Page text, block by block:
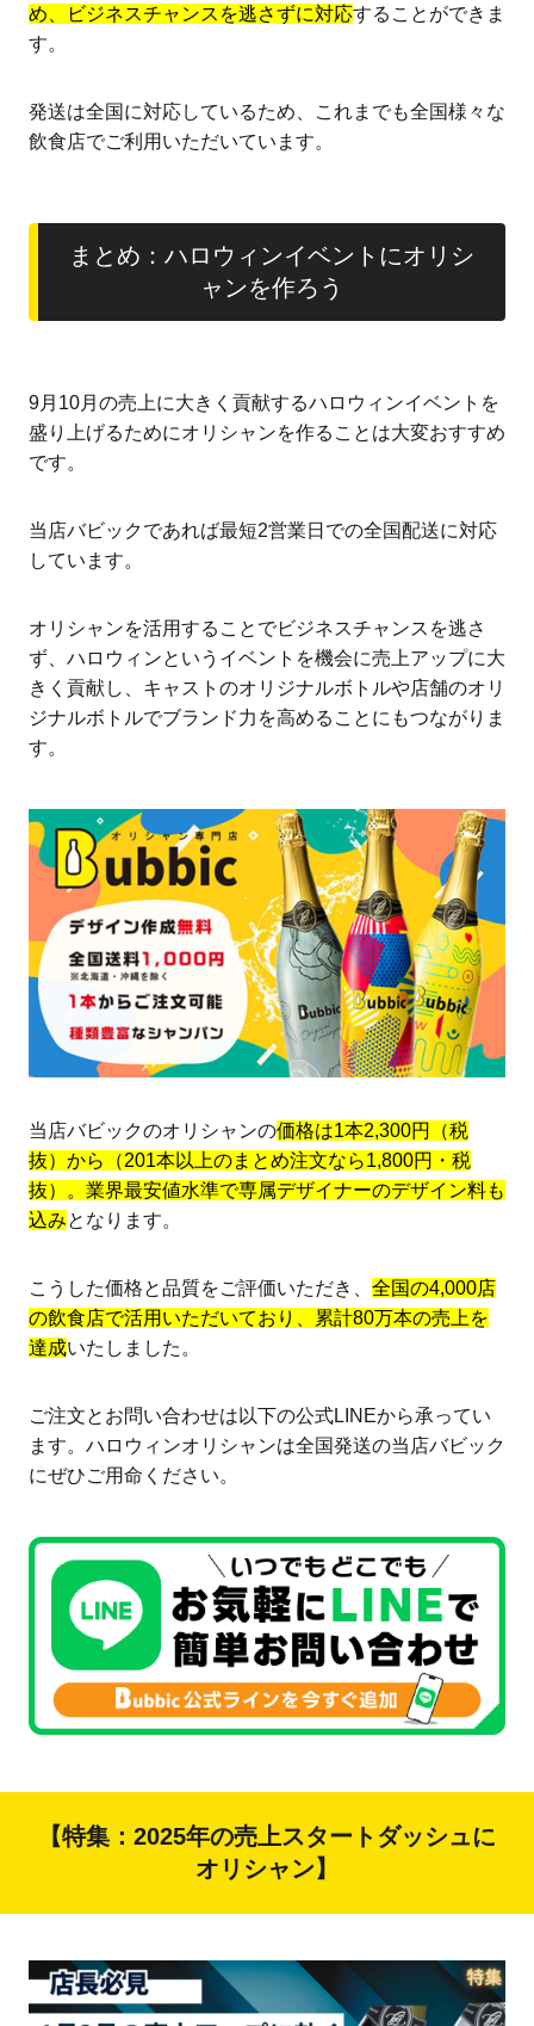
め、ビジネスチャンスを逃さずに対応することができま
す。
発送は全国に対応しているため、これまでも全国様々な
飲食店でご利用いただいています。
まとめ：ハロウィンイベントにオリシ
ャンを作ろう
9月10月の売上に大きく貢献するハロウィンイベントを
盛り上げるためにオリシャンを作ることは大変おすすめ
です。
当店バビックであれば最短2営業日での全国配送に対応
しています。
オリシャンを活用することでビジネスチャンスを逃さ
ず、ハロウィンというイベントを機会に売上アップに大
きく貢献し、キャストのオリジナルボトルや店舗のオリ
ジナルボトルでブランド力を高めることにもつながりま
す。
当店バビックのオリシャンの価格は1本2,300円（税
抜）から（201本以上のまとめ注文なら1,800円・税
抜）。業界最安値水準で専属デザイナーのデザイン料も
込みとなります。
こうした価格と品質をご評価いただき、 全国の4,000店
の飲食店で活用いただいており、累計80万本の売上を
達成いたしました。
ご注文とお問い合わせは以下の公式LINEから承ってい
ます。ハロウィンオリシャンは全国発送の当店バビック
にぜひご用命ください。
【特集：2025年の売上スタートダッシュに
オリシャン】